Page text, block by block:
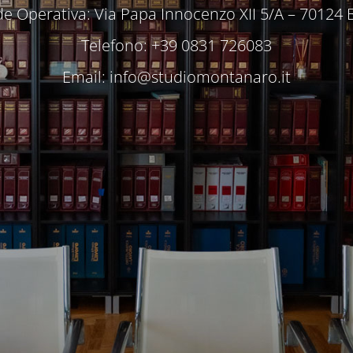
Operativa: Via Papa Innocenzo XII 5/A – 70124
Telefono: +39 0831 726083
Email:info@studiomontanaro.it